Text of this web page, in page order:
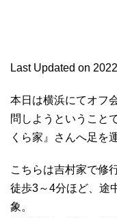
Last Updated on
本日は横浜にてオフ
問しようということ
くら家』さんへ足を
こちらは吉村家で修
徒歩3～4分ほど、途
象。